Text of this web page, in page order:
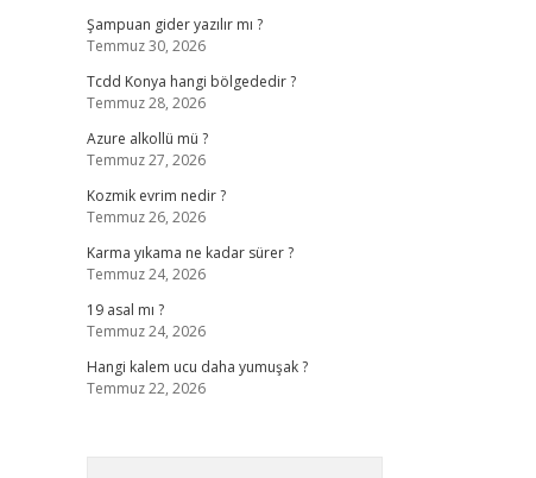
Şampuan gider yazılır mı ?
Temmuz 30, 2026
Tcdd Konya hangi bölgededir ?
Temmuz 28, 2026
Azure alkollü mü ?
Temmuz 27, 2026
Kozmik evrim nedir ?
Temmuz 26, 2026
Karma yıkama ne kadar sürer ?
Temmuz 24, 2026
19 asal mı ?
Temmuz 24, 2026
Hangi kalem ucu daha yumuşak ?
Temmuz 22, 2026